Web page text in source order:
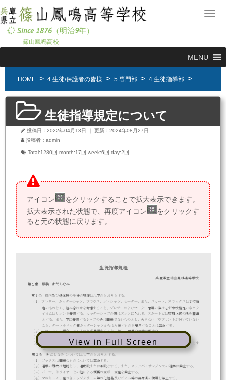
メ
ー
Since 1876（明治9年）
篠山鳳鳴高校
MENU
HOME 4 生徒/保護者の皆様 5 専門部 4 生徒指導部
生徒指導規定について
投稿日：2022年04月13日 ｜ 更新：2024年08月27日
投稿者：admin
Total:1280回 month:17回 week:6回 day:2回
アイコン
をクリックすることで拡大表示できます。
拡大表示された状態で、再度アイコン
をクリックす
ると元の状態に戻ります。
View in Full Screen
生徒指導規 程
兵庫県立篠山鳳鳴高等学校
第１章
服装・身だしなみ
第１条 校内及び通学時の生徒の服装は以下のとおりとする。
（１）ブレザー
、カッターシャツ、 ブラウス、 ポロシャツ、セーター 、また、スカート、スラックス は本校指
定のものと し、組み合わせを考慮する こと
。ブレザーおよびセーター着用の際は必ず本校指定のネクタ
イ またはリボン を着用する。カッターシャツの裾はズボンに入れる。
スカート丈は膝頭上部の線を基準
とする。また、下に着用するシャツの色は華美でないもの とし、大きなロゴやプリントが付いていない
こと。タートルネック等カッターシャツからはみ出す ものを着用することは禁止する
（２） スラックスの場合、ベルトは必ず着用すること。但し、華美な装飾は認めない。
（３）
（４）冬季、通学途上の防寒衣は学校指定のウインドブレーカー、または、高校生としてふさわしいものとす
る。
第２ 条
身だしなみについては以下のとおりとする。
（１ ）ソックスは華美なものについて は禁止する。
（２ ）通学の履物は短靴とし、運動靴また は革靴とする。 また
、スリッパ・サンダルでの通学は禁止する。
（ ３ ）パーマ、ドライヤーその他による頭髪の変形・変色を禁止する。
（ ４ ）マニキュア、色つきリップクリーム等の化粧品及びピアス等の装身具の使用を禁止する。